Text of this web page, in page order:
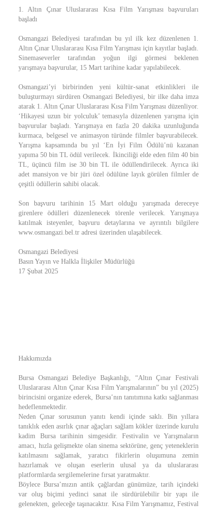
1. Altın Çınar Uluslararası Kısa Film Yarışması başvuruları
başladı
Osmangazi Belediyesi tarafından bu yıl ilk kez düzenlenen 1.
Altın Çınar Uluslararası Kısa Film Yarışması için kayıtlar başladı.
Sinemaseverler tarafından yoğun ilgi görmesi beklenen
yarışmaya başvurular, 15 Mart tarihine kadar yapılabilecek.
Osmangazi’yi birbirinden yeni kültür-sanat etkinlikleri ile
buluşturmayı sürdüren Osmangazi Belediyesi, bir ilke daha imza
atarak 1. Altın Çınar Uluslararası Kısa Film Yarışması düzenliyor.
‘Hikayesi uzun bir yolculuk’ temasıyla düzenlenen yarışma için
başvurular başladı. Yarışmaya en fazla 20 dakika uzunluğunda
kurmaca, belgesel ve animasyon türünde filmler başvurabilecek.
Yarışma kapsamında bu yıl ‘En İyi Film Ödülü’nü kazanan
yapıma 50 bin TL ödül verilecek. İkinciliği elde eden film 40 bin
TL, üçüncü film ise 30 bin TL ile ödüllendirilecek. Ayrıca iki
adet mansiyon ve bir jüri özel ödülüne layık görülen filmler de
çeşitli ödüllerin sahibi olacak.
Son başvuru tarihinin 15 Mart olduğu yarışmada dereceye
girenlere ödülleri düzenlenecek törenle verilecek. Yarışmaya
katılmak isteyenler, başvuru detaylarına ve ayrıntılı bilgilere
www.osmangazi.bel.tr adresi üzerinden ulaşabilecek.
Osmangazi Belediyesi
Basın Yayın ve Halkla İlişkiler Müdürlüğü
17 Şubat 2025
Hakkımızda
Bursa Osmangazi Belediye Başkanlığı, “Altın Çınar Festivali
Uluslararası Altın Çınar Kısa Film Yarışmalarının” bu yıl (2025)
birincisini organize ederek, Bursa’nın tanıtımına katkı sağlanması
hedeflenmektedir.
Neden Çınar sorusunun yanıtı kendi içinde saklı. Bin yıllara
tanıklık eden asırlık çınar ağaçları sağlam kökler üzerinde kurulu
kadim Bursa tarihinin simgesidir. Festivalin ve Yarışmaların
amacı, hızla gelişmekte olan sinema sektörüne, genç yeteneklerin
katılmasını sağlamak, yaratıcı fikirlerin oluşumuna zemin
hazırlamak ve oluşan eserlerin ulusal ya da uluslararası
platformlarda sergilemelerine fırsat yaratmaktır.
Böylece Bursa’mızın antik çağlardan günümüze, tarih içindeki
var oluş biçimi yedinci sanat ile sürdürülebilir bir yapı ile
gelenekten, geleceğe taşınacaktır. Kısa Film Yarışmamız, Festival